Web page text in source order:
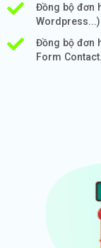
Đồng bộ đơn
Đồng bộ đơn
Form Contact.